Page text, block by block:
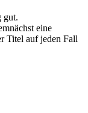
gut.
eine
Titel auf jeden Fall